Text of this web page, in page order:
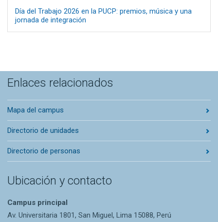
Día del Trabajo 2026 en la PUCP: premios, música y una
jornada de integración
Enlaces relacionados
Mapa del campus
Directorio de unidades
Directorio de personas
Ubicación y contacto
Campus principal
Av. Universitaria 1801, San Miguel, Lima 15088, Perú